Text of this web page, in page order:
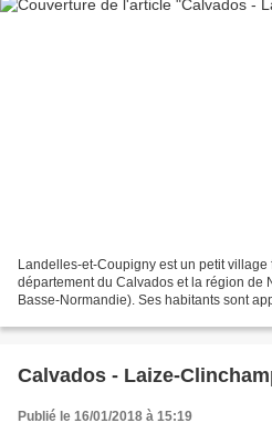
Landelles-et-Coupigny est un petit village
département du Calvados et la région de
Basse-Normandie). Ses habitants sont
Calvados - Laize-
Publié le 16/01/2018 à 15:19